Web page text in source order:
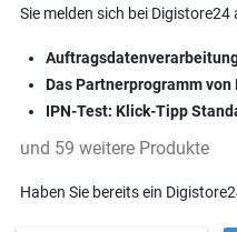
Sie melden sich bei
Das Partnerprogramm
IPN-Test: Klick-Tipp
und 59 weitere Produkte
Haben Sie bereits ein